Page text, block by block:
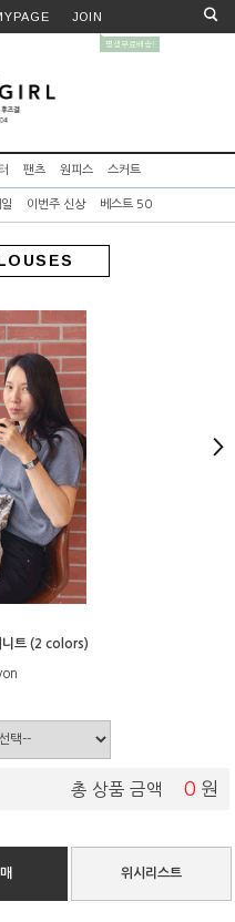
JOIN
팬츠 원피스 스커트
이번주 신상 베스트 50
니트 (2 colors)
총 상품 금액 0 원
위시리스트